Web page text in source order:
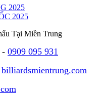
2025
2025
Tại Miền Trung
- 0909 095 931
billiardsmientrung.com